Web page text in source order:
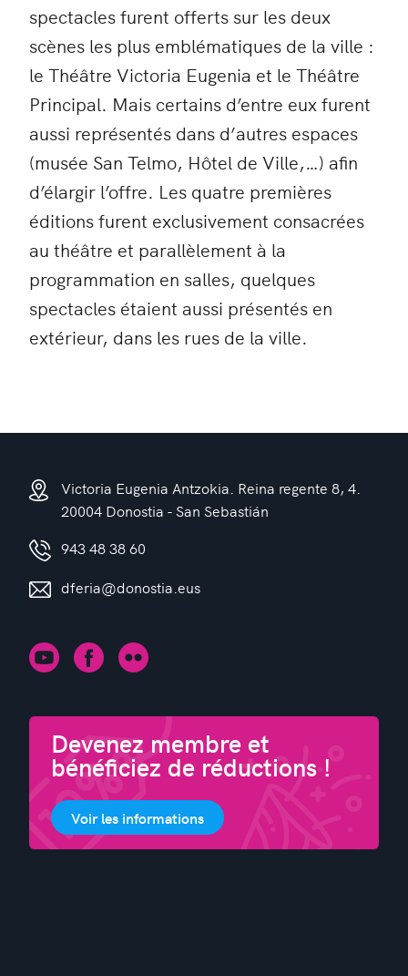
spectacles furent offerts sur les deux
scènes les plus emblématiques de la ville :
le Théâtre Victoria Eugenia et le Théâtre
Principal. Mais certains d’entre eux furent
aussi représentés dans d’autres espaces
(musée San Telmo, Hôtel de Ville,…) afin
d’élargir l’offre. Les quatre premières
éditions furent exclusivement consacrées
au théâtre et parallèlement à la
programmation en salles, quelques
spectacles étaient aussi présentés en
extérieur, dans les rues de la ville.
Victoria Eugenia Antzokia. Reina regente 8, 4.
20004 Donostia - San Sebastián
943 48 38 60
dferia@donostia.eus
Devenez membre et
bénéficiez de réductions !
Voir les informations